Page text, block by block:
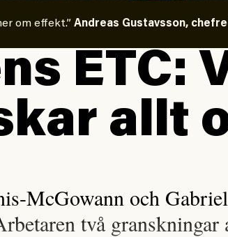
om effekt.” Andreas Gustavsson,
ETC:
allt
McGowann och
två granskningar